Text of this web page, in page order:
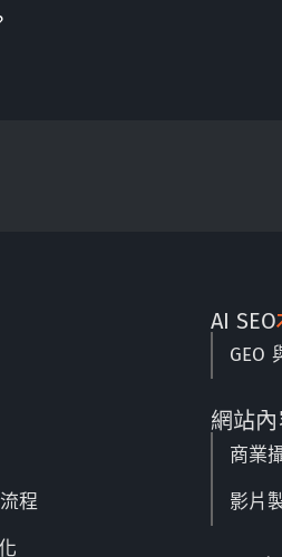
程
AI SEO
GEO
網站
商業
影片